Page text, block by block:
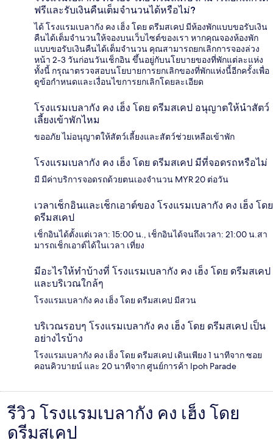
ฟรีและรับเงินคืนเต็มจำนวนได้หรือไม่?
ได้ โรงแรมเบลากัง คง เฮ็ง โดย ดรีมสเคป มีห้องพักแบบขอรับเงิน
คืนได้เต็มจำนวนให้จองบนเว็บไซต์ของเรา หากคุณจองห้องพัก
แบบขอรับเงินคืนได้เต็มจำนวน คุณสามารถยกเลิกการจองล่วง
หน้า 2-3 วันก่อนวันเช็กอิน ขึ้นอยู่กับนโยบายของที่พักแต่ละแห่ง
ทั้งนี้ กรุณาตรวจสอบนโยบายการยกเลิกของที่พักแห่งนี้อีกครั้งเพื่อ
ดูข้อกำหนดและเงื่อนไขการยกเลิกโดยละเอียด
โรงแรมเบลากัง คง เฮ็ง โดย ดรีมสเคป อนุญาตให้นำสัตว์
เลี้ยงเข้าพักไหม
ขออภัย ไม่อนุญาตให้สัตว์เลี้ยงและสัตว์ช่วยเหลือเข้าพัก
โรงแรมเบลากัง คง เฮ็ง โดย ดรีมสเคป มีที่จอดรถหรือไม่
มี มีค่าบริการจอดรถด้วยตนเองจำนวน MYR 20 ต่อวัน
เวลาเช็กอินและเช็กเอาต์ของ โรงแรมเบลากัง คง เฮ็ง โดย
ดรีมสเคป
เช็กอินได้ตั้งแต่เวลา: 15:00 น., เช็กอินได้จนถึงเวลา: 21:00 น.สา
มารถเช็กเอาต์ได้ในเวลา เที่ยง
มีอะไรให้ทำบ้างที่ โรงแรมเบลากัง คง เฮ็ง โดย ดรีมสเคป
และบริเวณใกล้ๆ
โรงแรมเบลากัง คง เฮ็ง โดย ดรีมสเคป มีสวน
บริเวณรอบๆ โรงแรมเบลากัง คง เฮ็ง โดย ดรีมสเคป เป็น
อย่างไรบ้าง
โรงแรมเบลากัง คง เฮ็ง โดย ดรีมสเคป เดินเพียง 1 นาทีจาก ซอย
คอนคิวบายน์ และ 20 นาทีจาก ศูนย์การค้า Ipoh Parade
รีวิว
รีวิว โรงแรมเบลากัง คง เฮ็ง โดย
ดรีมสเคป